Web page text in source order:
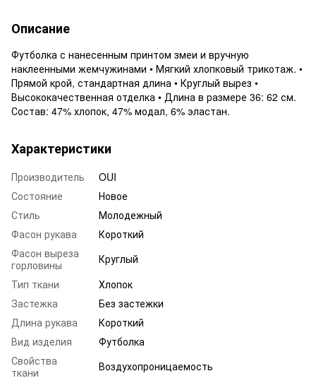
Описание
Футболка с нанесенным принтом змеи и вручную
наклеенными жемчужинами • Мягкий хлопковый трикотаж. •
Прямой крой, стандартная длина • Круглый вырез •
Высококачественная отделка • Длина в размере 36: 62 см.
Состав: 47% хлопок, 47% модал, 6% эластан.
Характеристики
Производитель
OUI
Состояние
Новое
Стиль
Молодежный
Фасон рукава
Короткий
Фасон выреза
горловины
Круглый
Тип ткани
Хлопок
Застежка
Без застежки
Длина рукава
Короткий
Вид изделия
Футболка
Свойства
ткани
Воздухопроницаемость